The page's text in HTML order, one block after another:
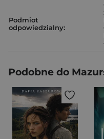
Podmiot
odpowiedzialny:
Podobne do